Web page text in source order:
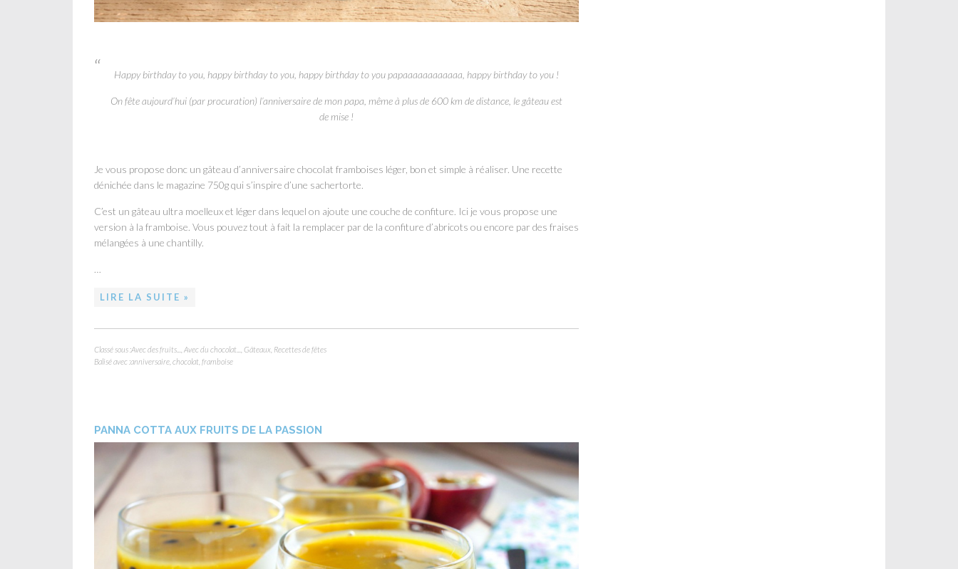
Happy birthday to you, happy birthday to you, happy birthday to you papaaaaaaaaaaaa, happy birthday to you !
On fête aujourd’hui (par procuration) l’anniversaire de mon papa, même à plus de 600 km de distance, le gâteau est
de mise !
Je vous propose donc un gâteau d’anniversaire chocolat framboises léger, bon et simple à réaliser. Une recette
dénichée dans le magazine 750g qui s’inspire d’une sachertorte.
C’est un gâteau ultra moelleux et léger dans lequel on ajoute une couche de confiture. Ici je vous propose une
version à la framboise. Vous pouvez tout à fait la remplacer par de la confiture d’abricots ou encore par des fraises
mélangées à une chantilly.
…
LIRE LA SUITE »
Classé sous :Avec des fruits... Avec du chocolat... Gâteaux Recettes de fêtes
Balisé avec :anniversaire chocolat framboise
PANNA COTTA AUX FRUITS DE LA PASSION